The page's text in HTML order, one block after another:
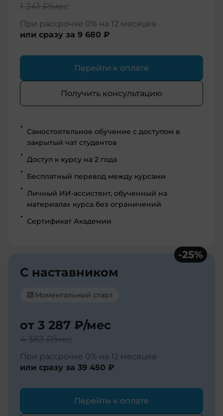
1 241 ₽/мес
При рассрочке 0% на 12 месяцев
или сразу за 9 680 ₽
Перейти к оплате
Получить консультацию
Самостоятельное обучение с доступом в
закрытый чат студентов
Доступ к курсу на 2 года
Бесплатный перевод между курсами
Личный ИИ-ассистент, обученный на
материалах курса без ограничений
Сертификат Академии
-25%
С наставником
Моментальный старт
от 3 287 ₽/мес
4 383 ₽/мес
При рассрочке 0% на 12 месяцев
или сразу за 39 450 ₽
Перейти к оплате